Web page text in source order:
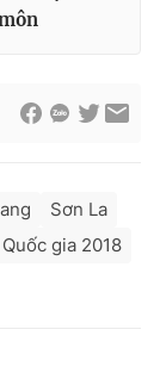
Sơn La
gia 2018